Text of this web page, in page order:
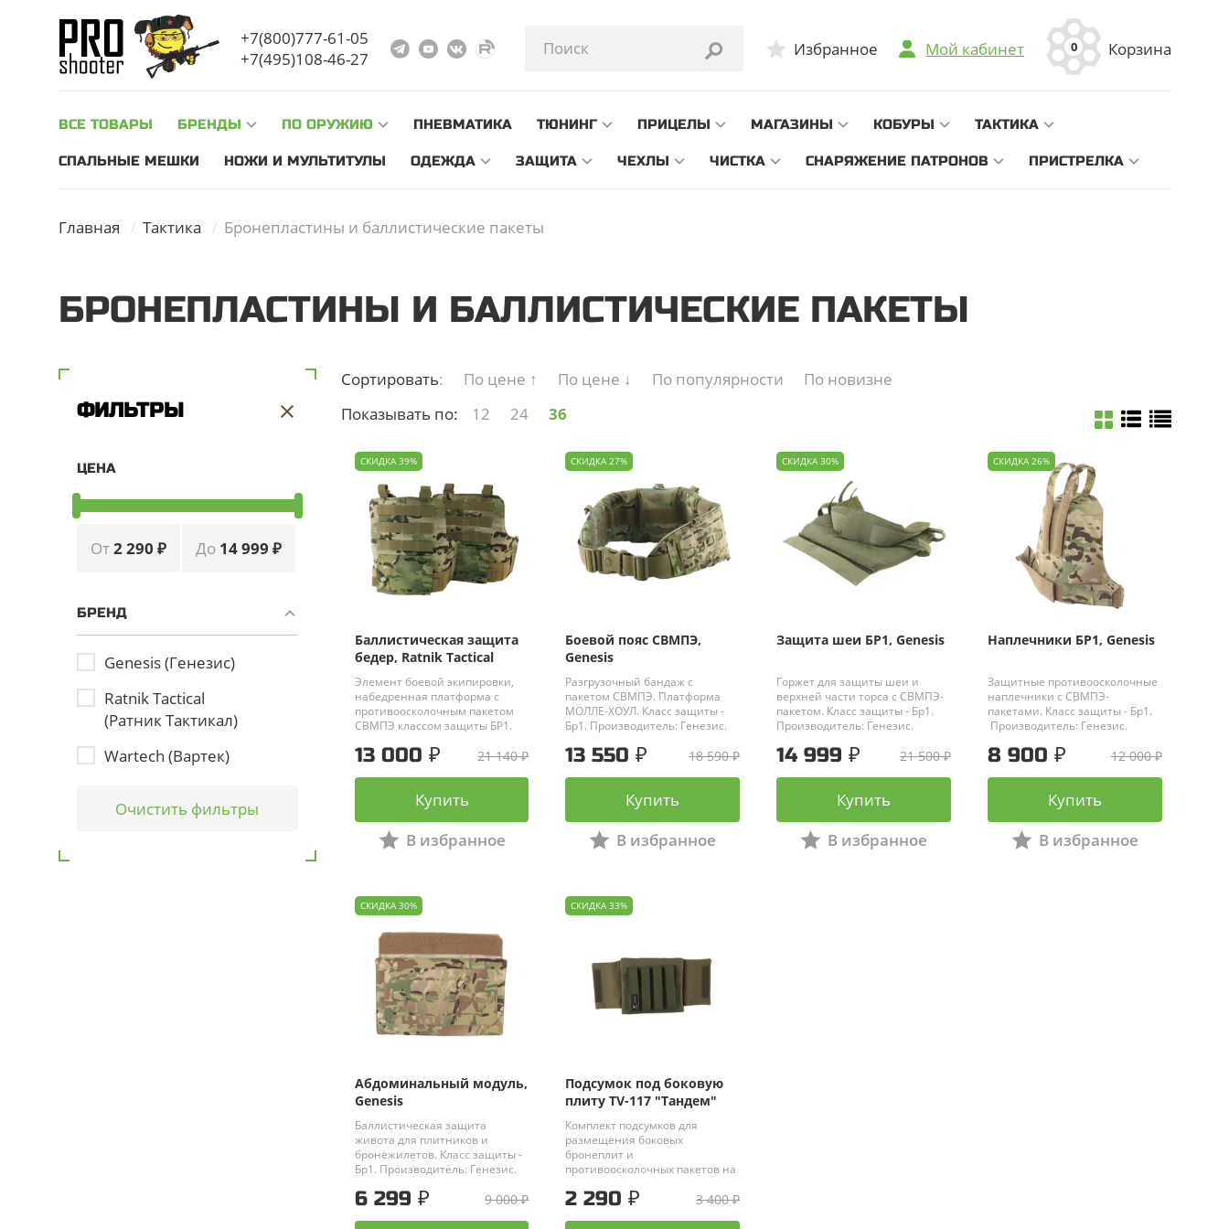
Уважаемые посетители, с 03.02 по 06.02 на нашем складе проводится инвентаризация. Заказы начнут отгружаться с 07.02. Благодарим за понимание!
+7(800)777-61-05
+7(495)108-46-27
Избранное Мой кабинет 0 Корзина
ВСЕ ТОВАРЫ БРЕНДЫ ПО ОРУЖИЮ ПНЕВМАТИКА ТЮНИНГ ПРИЦЕЛЫ МАГАЗИНЫ КОБУРЫ ТАКТИКА
СПАЛЬНЫЕ МЕШКИ НОЖИ И МУЛЬТИТУЛЫ ОДЕЖДА ЗАЩИТА ЧЕХЛЫ ЧИСТКА СНАРЯЖЕНИЕ ПАТРОНОВ ПРИСТРЕЛКА
Главная Тактика Бронепластины и баллистические пакеты
БРОНЕПЛАСТИНЫ И БАЛЛИСТИЧЕСКИЕ ПАКЕТЫ
ФИЛЬТРЫ
ЦЕНА
От2 290 ₽ До 14 999 ₽
БРЕНД
Genesis (Генезис)
Ratnik Tactical
(Ратник Тактикал)
Wartech (Вартек)
Очистить фильтры
Сортировать: По цене ↑ По цене ↓ По популярности
По новизне
Показывать по:
12 24 36
СКИДКА 39%
Баллистическая защита
бедер, Ratnik Tactical
Элемент боевой экипировки,
набедренная платформа с
противоосколочным пакетом
СВМПЭ классом защиты БР1.
Tactical(Россия).
13 000 ₽ 21 140 ₽
Купить
В избранное
СКИДКА 27%
Боевой пояс СВМПЭ,
Genesis
Разгрузочный бандаж с
пакетом СВМПЭ. Платформа
МОЛЛЕ-ХОУЛ. Класс защиты -
Бр1. Производитель: Генезис.
13 550 ₽ 18 590 ₽
Купить
В избранное
СКИДКА 30%
Защита шеи БР1, Genesis
Горжет для защиты шеи и
верхней части торса с СВМПЭ-
пакетом. Класс защиты - Бр1.
Производитель: Генезис.
14 999 ₽ 21 500 ₽
Купить
В избранное
СКИДКА 26%
Наплечники БР1, Genesis
Защитные противоосколочные
наплечники с СВМПЭ-
пакетами. Класс защиты - Бр1.
Производитель: Генезис.
8 900 ₽ 12 000 ₽
Купить
В избранное
СКИДКА 30%
Абдоминальный модуль,
Genesis
Баллистическая защита
живота для плитников и
бронежилетов. Класс защиты -
Бр1. Производитель: Генезис.
6 299 ₽ 9 000 ₽
СКИДКА 33%
Подсумок под боковую
плиту TV-117 "Тандем"
Комплект подсумков для
размещения боковых
бронеплит и
противоосколочных пакетов на
выполнен из высокопрочного
2 290 ₽ 3 400 ₽